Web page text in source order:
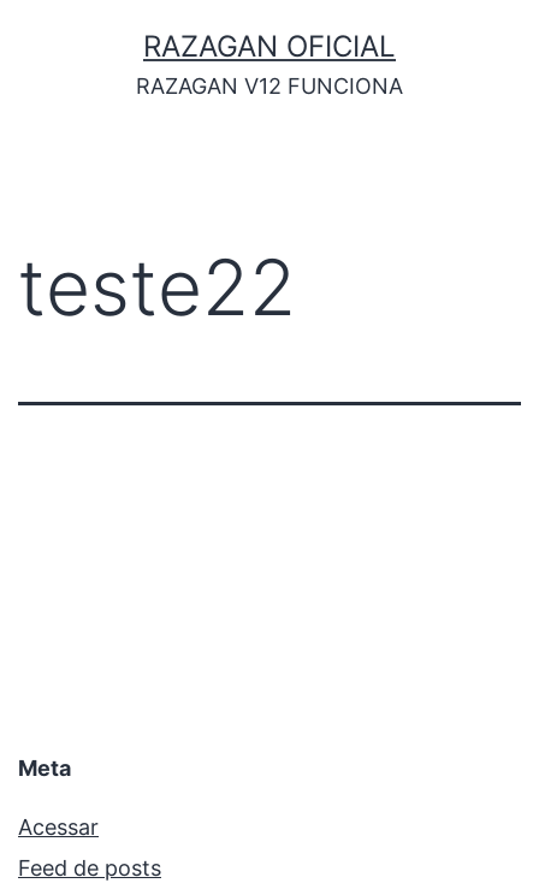
RAZAGAN OFICIAL
RAZAGAN V12 FUNCIONA
teste22
Meta
Acessar
Feed de posts